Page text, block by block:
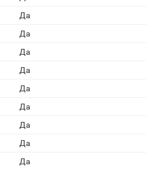
Да
Да
Да
Да
Да
Да
Да
Да
Да